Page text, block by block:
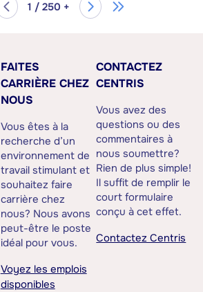
1 / 250 +
FAITES
CARRIÈRE CHEZ
NOUS
Vous êtes à la
recherche d’un
environnement de
travail stimulant et
souhaitez faire
carrière chez
nous? Nous avons
peut-être le poste
idéal pour vous.
Voyez les emplois
disponibles
CONTACTEZ
CENTRIS
Vous avez des
questions ou des
commentaires à
nous soumettre?
Rien de plus simple!
Il suffit de remplir le
court formulaire
conçu à cet effet.
Contactez Centris